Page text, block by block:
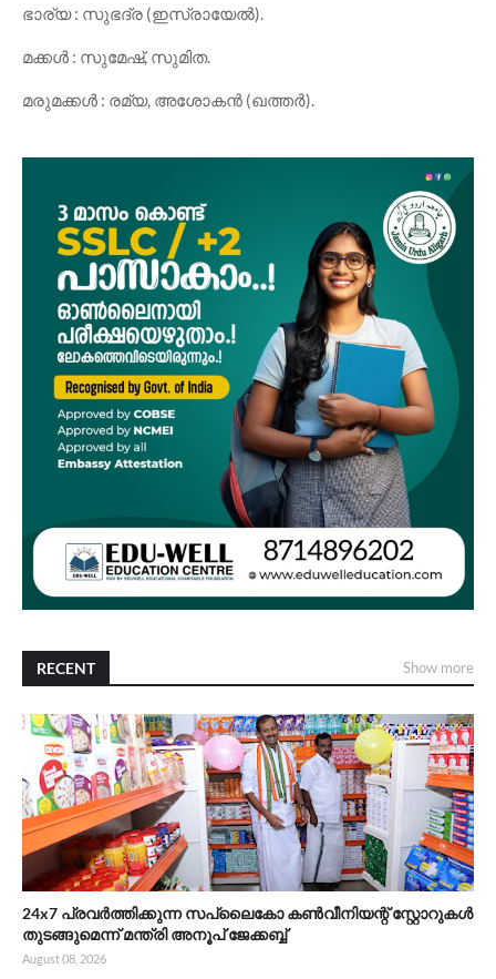
ഭാര്യ : സുഭദ്ര (ഇസ്രായേൽ).
മക്കൾ : സുമേഷ്, സുമിത.
മരുമക്കൾ : രമ്യ, അശോകൻ (ഖത്തർ).
RECENT Show more
24x7 പ്രവർത്തിക്കുന്ന സപ്ലൈകോ കൺവീനിയന്റ് സ്റ്റോറുകൾ
തുടങ്ങുമെന്ന് മന്ത്രി അനൂപ് ജേക്കബ്ബ്
August 08, 2026